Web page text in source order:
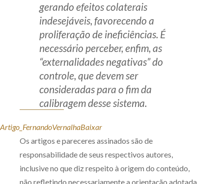
gerando efeitos colaterais
indesejáveis, favorecendo a
proliferação de ineficiências. É
necessário perceber, enfim, as
“externalidades negativas” do
controle, que devem ser
consideradas para o fim da
calibragem desse sistema.
Artigo_FernandoVernalhaBaixar
Os artigos e pareceres assinados são de
responsabilidade de seus respectivos autores,
inclusive no que diz respeito à origem do conteúdo,
não refletindo necessariamente a orientação adotada